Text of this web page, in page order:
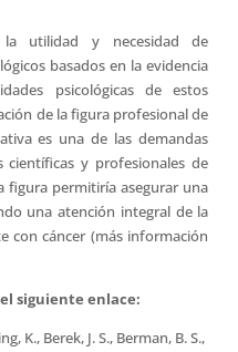
utilidad y necesidad de
basados en la evidencia
psicológicas de estos
de la figura profesional de
es una de las demandas
científicas y profesionales de
figura permitiría asegurar una
una atención integral de la
con cáncer (más información
siguiente enlace:
K., Berek, J. S., Berman, B. S.,